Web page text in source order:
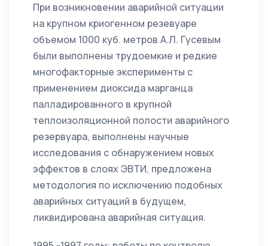
При возникновении аварийной ситуации
на крупном криогенном резевуаре
объемом 1000 куб. метров А.Л. Гусевым
были выполнены трудоемкие и редкие
многофакторные эксперименты с
применением диоксида марганца
палладированного в крупной
теплоизоляционной полости аварийного
резервуара, выполнены научные
исследования с обнаружением новых
эффектов в слоях ЭВТИ, предложена
методология по исключению подобных
аварийных ситуаций в будущем,
ликвидирована аварийная ситуация.